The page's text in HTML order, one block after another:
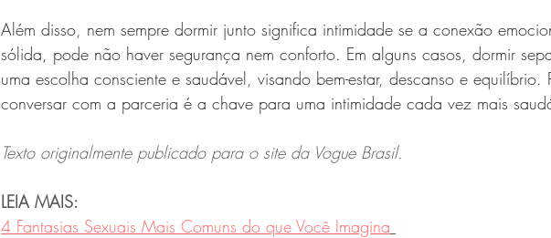
Além disso, nem sempre dormir junto significa intimidade se a conexão
sólida, pode não haver segurança nem conforto. Em alguns casos, dormir
uma escolha consciente e saudável, visando bem-estar, descanso e equilíbrio.
conversar com a parceria é a chave para uma intimidade cada vez mais
Texto originalmente publicado para o site da Vogue Brasil.
LEIA MAIS:
4 Fantasias Sexuais Mais Comuns do que Você Imagina